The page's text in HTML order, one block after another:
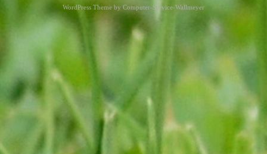
WordPress Theme by Computer-Service-Wallmeyer